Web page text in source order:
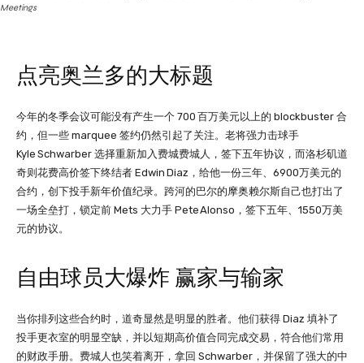
Meetings
点亮奥兰多的大标题
今年的冬季会议可能没有产生一个 700 百万美元以上的 blockbuster 合
约，但一些 marquee 签约仍然引起了关注。老将强力击球手
Kyle Schwarber 选择重新加入费城费城人，签下五年协议，而洛杉矶道
奇则花费高价签下终结者 Edwin Diaz，给他一份三年、6900万美元的
合约，创下投手新年价值纪录。跨河的巴尔的摩奥赖尔斯自己也打出了
一场全垒打，锁定前 Mets 大力手 Pete Alonso，签下五年、1550万美
元的协议。
自由球员大爆炸 赢家与输家
当你排列这些合约时，道奇显然是明显的胜者。他们获得 Diaz 填补了
投手更衣室的明显空缺，并以短期高价值合同完成交易，符合他们常用
的财政手册。费城人也笑着离开，拿回 Schwarber，并保留了强大的中